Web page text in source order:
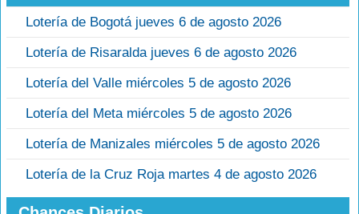
Lotería de Bogotá jueves 6 de agosto 2026
Lotería de Risaralda jueves 6 de agosto 2026
Lotería del Valle miércoles 5 de agosto 2026
Lotería del Meta miércoles 5 de agosto 2026
Lotería de Manizales miércoles 5 de agosto 2026
Lotería de la Cruz Roja martes 4 de agosto 2026